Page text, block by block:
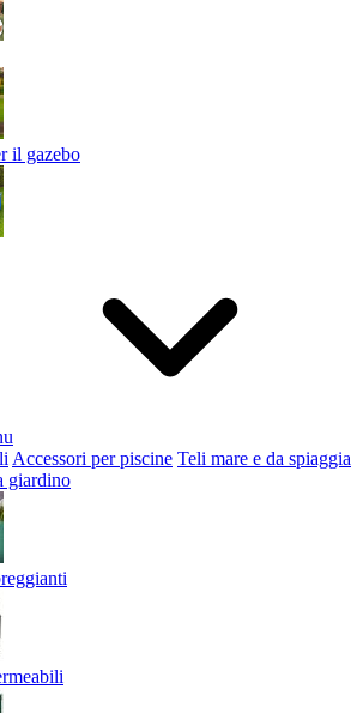
il gazebo
Accessori per piscine Teli mare e da spiaggia
giardino